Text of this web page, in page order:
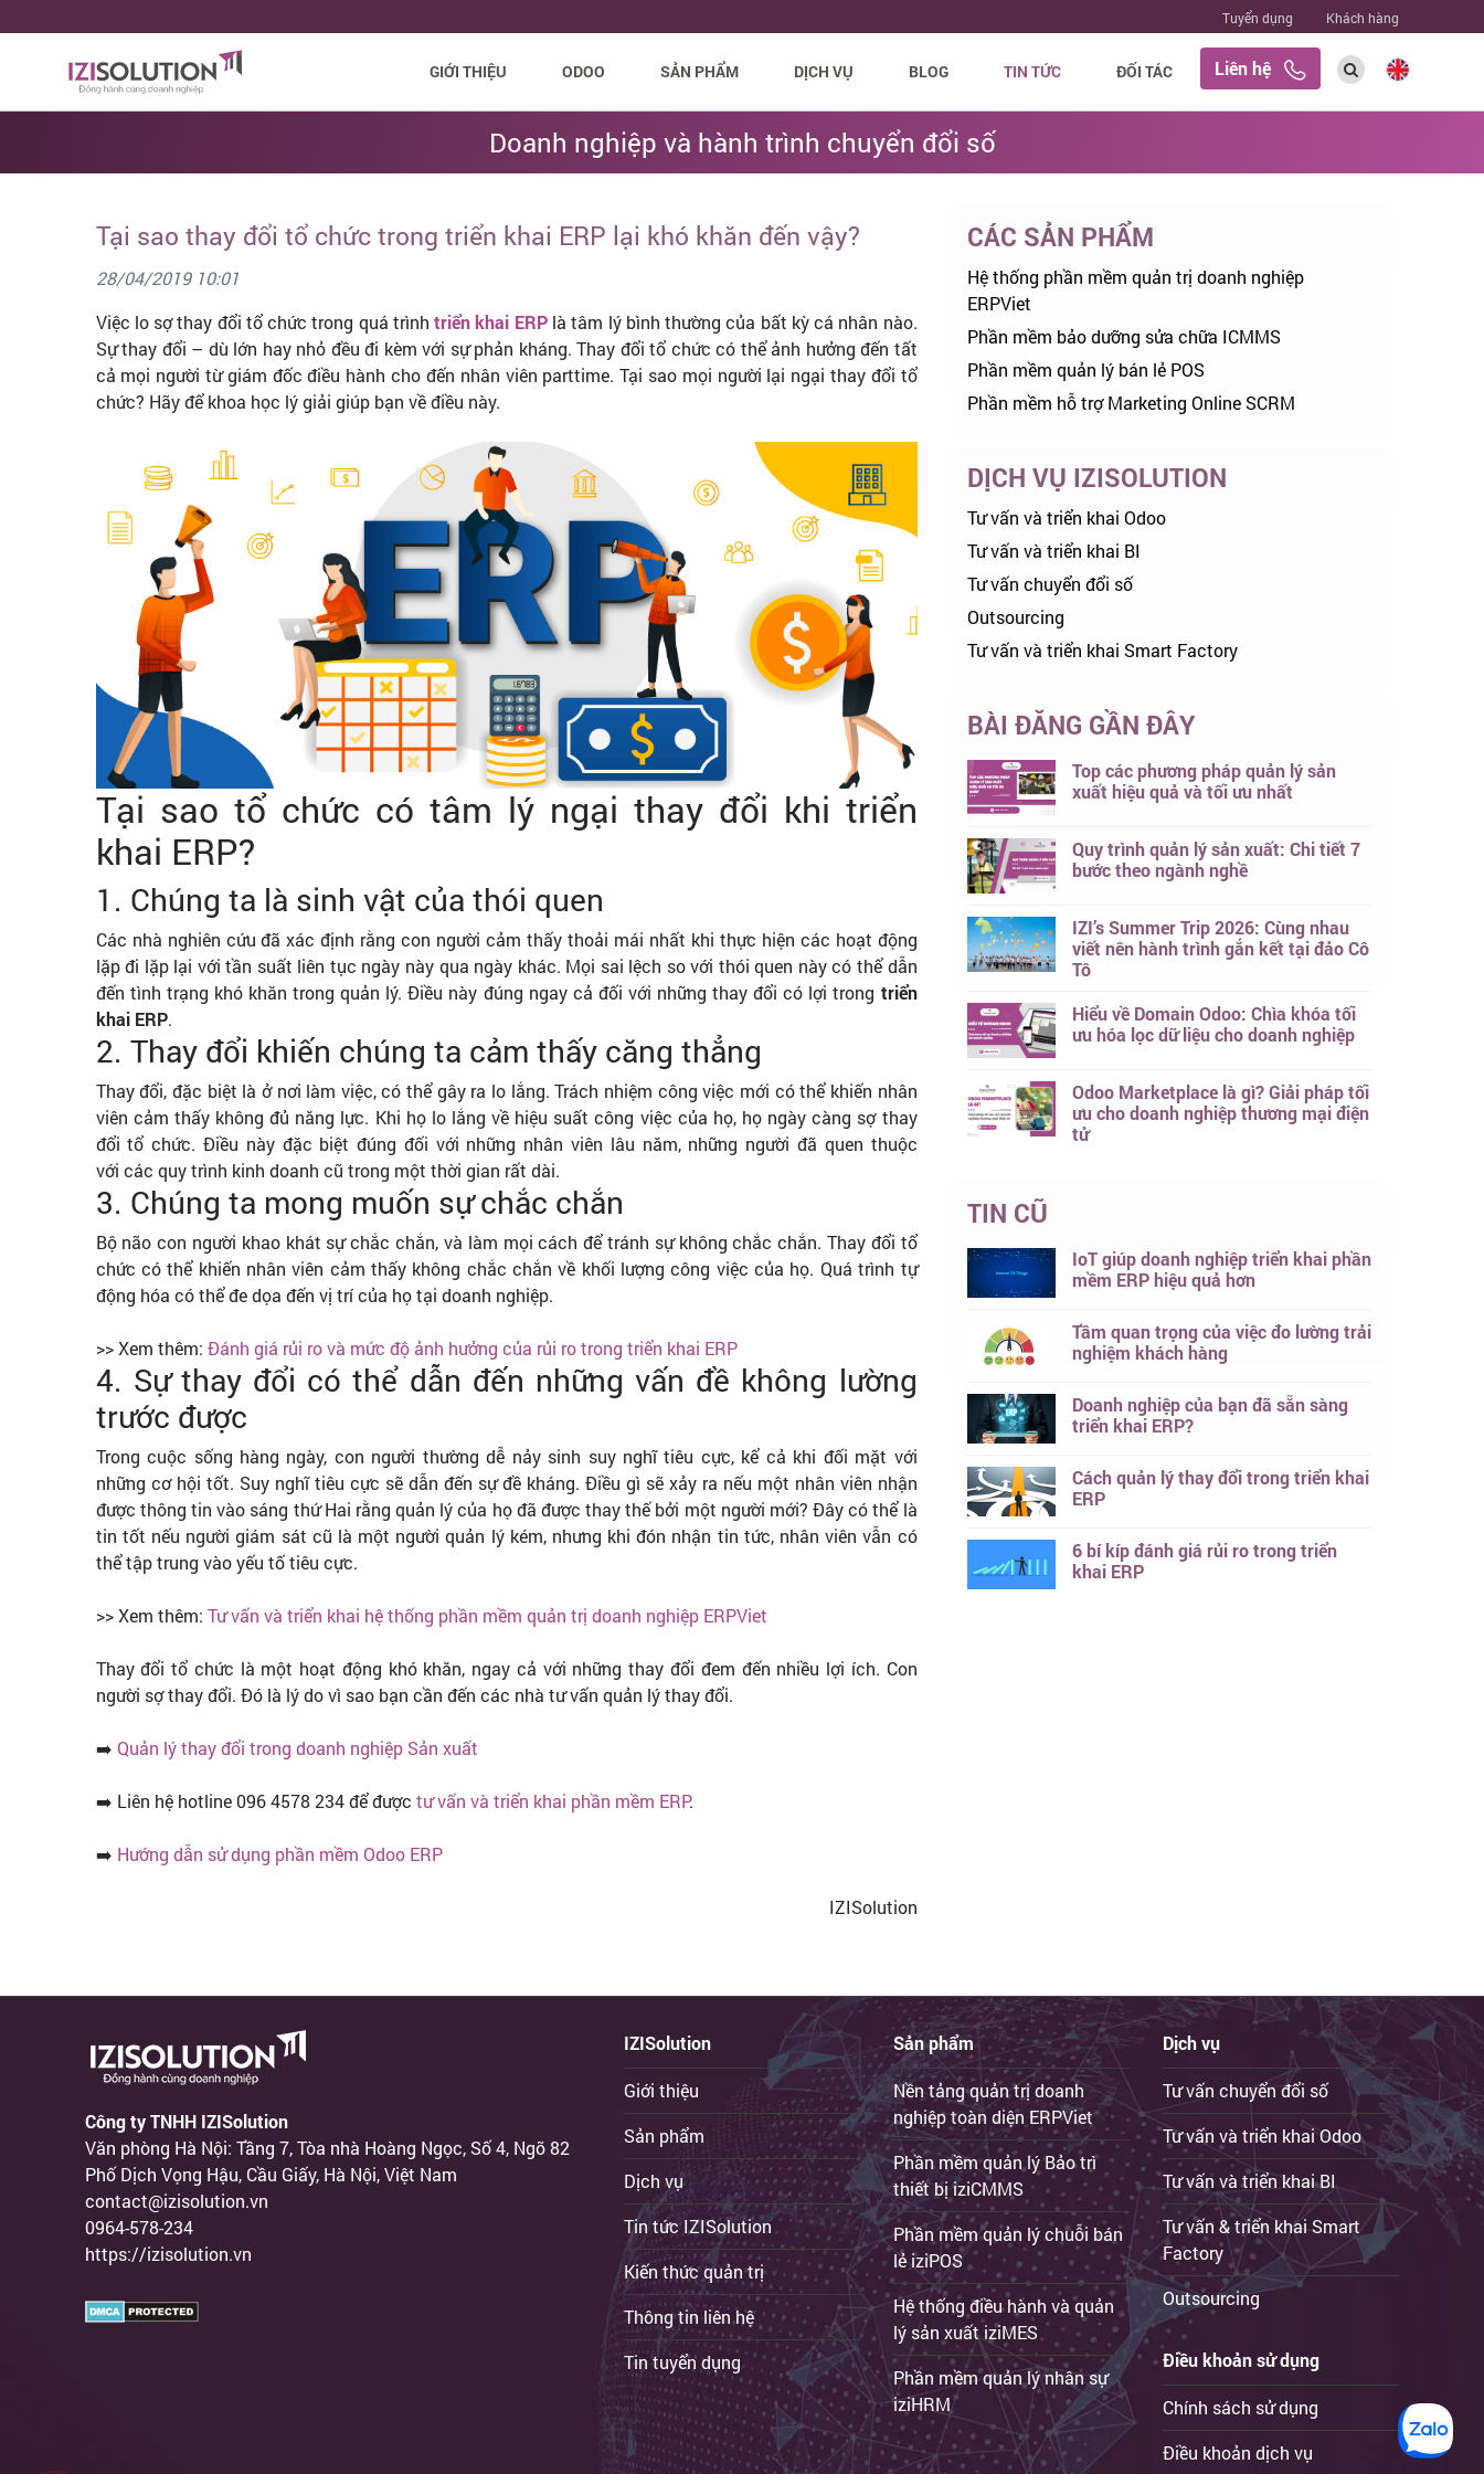
Tuyển dụng Khách hàng
GIỚI THIỆU ODOO SẢN PHẨM DỊCH VỤ BLOG TIN TỨC ĐỐI TÁC Liên hệ
Doanh nghiệp và hành trình chuyển đổi số
Tại sao thay đổi tổ chức trong triển khai ERP lại khó khăn đến vậy?
28/04/2019 10:01
Việc lo sợ thay đổi tổ chức trong quá trìnhtriển khai ERPlà tâm lý bình thường của bất kỳ cá nhân nào.
Sự thay đổi – dù lớn hay nhỏ đều đi kèm với sự phản kháng. Thay đổi tổ chức có thể ảnh hưởng đến tất
cả mọi người từ giám đốc điều hành cho đến nhân viên parttime. Tại sao mọi người lại ngại thay đổi tổ
chức? Hãy để khoa học lý giải giúp bạn về điều này.
Tại sao tổ chức có tâm lý ngại thay đổi khi triển
khai ERP?
1. Chúng ta là sinh vật của thói quen
Các nhà nghiên cứu đã xác định rằng con người cảm thấy thoải mái nhất khi thực hiện các hoạt động
lặp đi lặp lại với tần suất liên tục ngày này qua ngày khác. Mọi sai lệch so với thói quen này có thể dẫn
đến tình trạng khó khăn trong quản lý. Điều này đúng ngay cả đối với những thay đổi có lợi trong triển
khai ERP.
2. Thay đổi khiến chúng ta cảm thấy căng thẳng
Thay đổi, đặc biệt là ở nơi làm việc, có thể gây ra lo lắng. Trách nhiệm công việc mới có thể khiến nhân
viên cảm thấy không đủ năng lực. Khi họ lo lắng về hiệu suất công việc của họ, họ ngày càng sợ thay
đổi tổ chức. Điều này đặc biệt đúng đối với những nhân viên lâu năm, những người đã quen thuộc
với các quy trình kinh doanh cũ trong một thời gian rất dài.
3. Chúng ta mong muốn sự chắc chắn
Bộ não con người khao khát sự chắc chắn, và làm mọi cách để tránh sự không chắc chắn. Thay đổi tổ
chức có thể khiến nhân viên cảm thấy không chắc chắn về khối lượng công việc của họ. Quá trình tự
động hóa có thể đe dọa đến vị trí của họ tại doanh nghiệp.
>> Xem thêm: Đánh giá rủi ro và mức độ ảnh hưởng của rủi ro trong triển khai ERP
4. Sự thay đổi có thể dẫn đến những vấn đề không lường
trước được
Trong cuộc sống hàng ngày, con người thường dễ nảy sinh suy nghĩ tiêu cực, kể cả khi đối mặt với
những cơ hội tốt. Suy nghĩ tiêu cực sẽ dẫn đến sự đề kháng. Điều gì sẽ xảy ra nếu một nhân viên nhận
được thông tin vào sáng thứ Hai rằng quản lý của họ đã được thay thế bởi một người mới? Đây có thể là
tin tốt nếu người giám sát cũ là một người quản lý kém, nhưng khi đón nhận tin tức, nhân viên vẫn có
thể tập trung vào yếu tố tiêu cực.
>> Xem thêm: Tư vấn và triển khai hệ thống phần mềm quản trị doanh nghiệp ERPViet
Thay đổi tổ chức là một hoạt động khó khăn, ngay cả với những thay đổi đem đến nhiều lợi ích. Con
người sợ thay đổi. Đó là lý do vì sao bạn cần đến các nhà tư vấn quản lý thay đổi.
➡️ Quản lý thay đổi trong doanh nghiệp Sản xuất
➡️ Liên hệ hotline 096 4578 234 để được tư vấn và triển khai phần mềm ERP.
➡️ Hướng dẫn sử dụng phần mềm Odoo ERP
IZISolution
CÁC SẢN PHẨM
Hệ thống phần mềm quản trị doanh nghiệp
ERPViet
Phần mềm bảo dưỡng sửa chữa ICMMS
Phần mềm quản lý bán lẻ POS
Phần mềm hỗ trợ Marketing Online SCRM
DỊCH VỤ IZISOLUTION
Tư vấn và triển khai Odoo
Tư vấn và triển khai BI
Tư vấn chuyển đổi số
Outsourcing
Tư vấn và triển khai Smart Factory
BÀI ĐĂNG GẦN ĐÂY
Top các phương pháp quản lý sản
xuất hiệu quả và tối ưu nhất
Quy trình quản lý sản xuất: Chi tiết 7
bước theo ngành nghề
IZI’s Summer Trip 2026: Cùng nhau
viết nên hành trình gắn kết tại đảo Cô
Tô
Hiểu về Domain Odoo: Chìa khóa tối
ưu hóa lọc dữ liệu cho doanh nghiệp
Odoo Marketplace là gì? Giải pháp tối
ưu cho doanh nghiệp thương mại điện
tử
TIN CŨ
IoT giúp doanh nghiệp triển khai phần
mềm ERP hiệu quả hơn
Tầm quan trọng của việc đo lường trải
nghiệm khách hàng
Doanh nghiệp của bạn đã sẵn sàng
triển khai ERP?
Cách quản lý thay đổi trong triển khai
ERP
6 bí kíp đánh giá rủi ro trong triển
khai ERP
Công ty TNHH IZISolution
Văn phòng Hà Nội: Tầng 7, Tòa nhà Hoàng Ngọc, Số 4, Ngõ 82
Phố Dịch Vọng Hậu, Cầu Giấy, Hà Nội, Việt Nam
contact@izisolution.vn
0964-578-234
https://izisolution.vn
IZISolution
Giới thiệu
Sản phẩm
Dịch vụ
Tin tức IZISolution
Kiến thức quản trị
Thông tin liên hệ
Tin tuyển dụng
Sản phẩm
Nền tảng quản trị doanh
nghiệp toàn diện ERPViet
Phần mềm quản lý Bảo trì
thiết bị iziCMMS
Phần mềm quản lý chuỗi bán
lẻ iziPOS
Hệ thống điều hành và quản
lý sản xuất iziMES
Phần mềm quản lý nhân sự
iziHRM
Dịch vụ
Tư vấn chuyển đổi số
Tư vấn và triển khai Odoo
Tư vấn và triển khai BI
Tư vấn & triển khai Smart
Factory
Outsourcing
Điều khoản sử dụng
Chính sách sử dụng
Điều khoản dịch vụ